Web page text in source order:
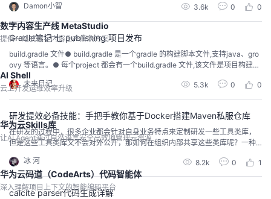
数字内容生产线 MetaStudio
提供一站式数字内容生产解决方案
AI Shell
云上开发运维效率升级
华为云Skills库
让AI Agent通过自然语言安全高效地管理云资源
华为云码道（CodeArts）代码智能体
深入理解项目上下文的智能编码平台
何新建配置，并通过Spring Cloud项目实现了动态读取配置的操作。这种灵活
的配置管理方案为微服务架构提供了高度可维护性和实时性的优势，使得项目
能够在运行时动态
Damon小智 3.6k 0 0
Gradle笔记 七 publishing 项目发布
build.gradle 文件● build.gradle 是一个gradle 的构建脚本文件,支持java、gro
ovy 等语言。● 每个project 都会有一个build.gradle 文件,该文件是项目构建的
入口,可配置版本、插件、依赖库等信息。● 每个build 文件都有一个对应的 Pro
ject 实例,对build.gradle 文件配置，本质就是设置Project 实例的属性...
未来日记 5.3k 0 0
研发提效必备技能：手把手教你基于Docker搭建Maven私服仓库
在研发的过程中，很多企业都会针对自身业务特点来定制研发一些工具类库，
但是这些工具类库又不会对外公开，那如何在组织内部共享这些类库呢？一种
冰 河
8.2k 0 1
calcite parser代码生成详解